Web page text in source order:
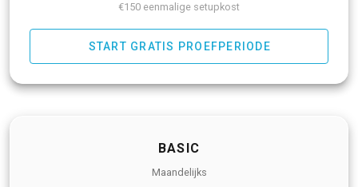
€150 eenmalige setupkost
START GRATIS PROEFPERIODE
BASIC
Maandelijks